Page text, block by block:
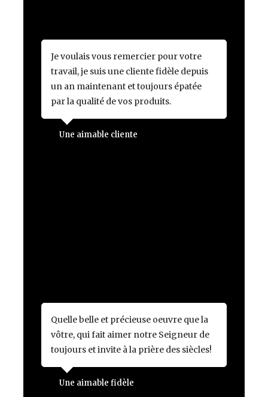
Je voulais vous remercier pour votre
travail, je suis une cliente fidèle depuis
un an maintenant et toujours épatée
par la qualité de vos produits.
Une aimable cliente
Quelle belle et précieuse oeuvre que la
vôtre, qui fait aimer notre Seigneur de
toujours et invite à la prière des siècles!
Une aimable fidèle